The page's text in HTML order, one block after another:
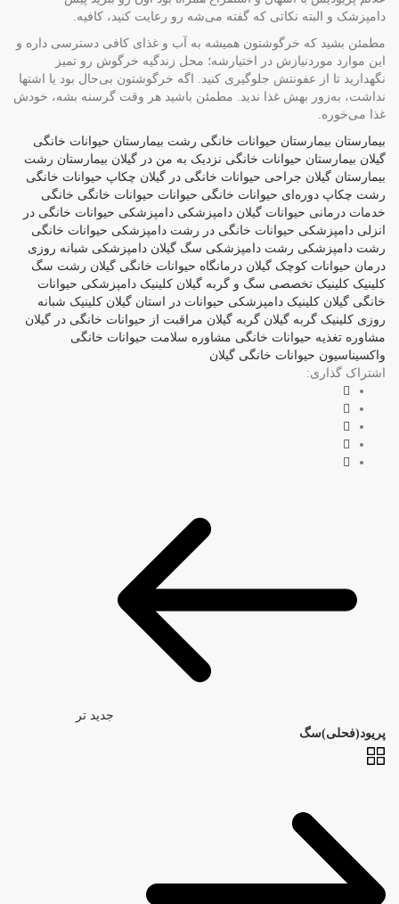
دامپزشک و البته نکاتی که گفته می‌شه رو رعایت کنید، کافیه.
مطمئن بشید که خرگوشتون همیشه به آب و غذای کافی دسترسی داره و
این موارد موردنیازش در اختیارشه؛ محل زندگیه خرگوش رو تمیز
نگهدارید تا از عفونتش جلوگیری کنید. اگه خرگوشتون بی‌حال بود یا اشتها
نداشت، به‌زور بهش غذا ندید. مطمئن باشید هر وقت گرسنه بشه، خودش
غذا می‌خوره.
بیمارستان بیمارستان حیوانات خانگی رشت بیمارستان حیوانات خانگی
گیلان بیمارستان حیوانات خانگی نزدیک به من در گیلان بیمارستان رشت
بیمارستان گیلان جراحی حیوانات خانگی در گیلان چکاپ حیوانات خانگی
رشت چکاپ دوره‌ای حیوانات خانگی حیوانات حیوانات خانگی خانگی
خدمات درمانی حیوانات گیلان دامپزشکی دامپزشکی حیوانات خانگی در
انزلی دامپزشکی حیوانات خانگی در رشت دامپزشکی حیوانات خانگی
رشت دامپزشکی رشت دامپزشکی سگ گیلان دامپزشکی شبانه روزی
درمان حیوانات کوچک گیلان درمانگاه حیوانات خانگی گیلان رشت سگ
کلینیک کلینیک تخصصی سگ و گربه گیلان کلینیک دامپزشکی حیوانات
خانگی گیلان کلینیک دامپزشکی حیوانات در استان گیلان کلینیک شبانه
روزی کلینیک گربه گیلان گربه گیلان مراقبت از حیوانات خانگی در گیلان
مشاوره تغذیه حیوانات خانگی مشاوره سلامت حیوانات خانگی
واکسیناسیون حیوانات خانگی گیلان
اشتراک گذاری:
جدید تر
پریود(فحلی)سگ